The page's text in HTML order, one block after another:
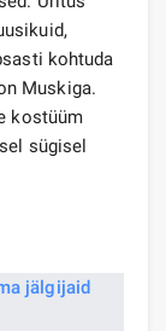
kohtuda
Muskiga.
kostüüm
sügisel